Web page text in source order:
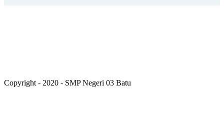
Copyright - 2020 - SMP Negeri 03 Batu